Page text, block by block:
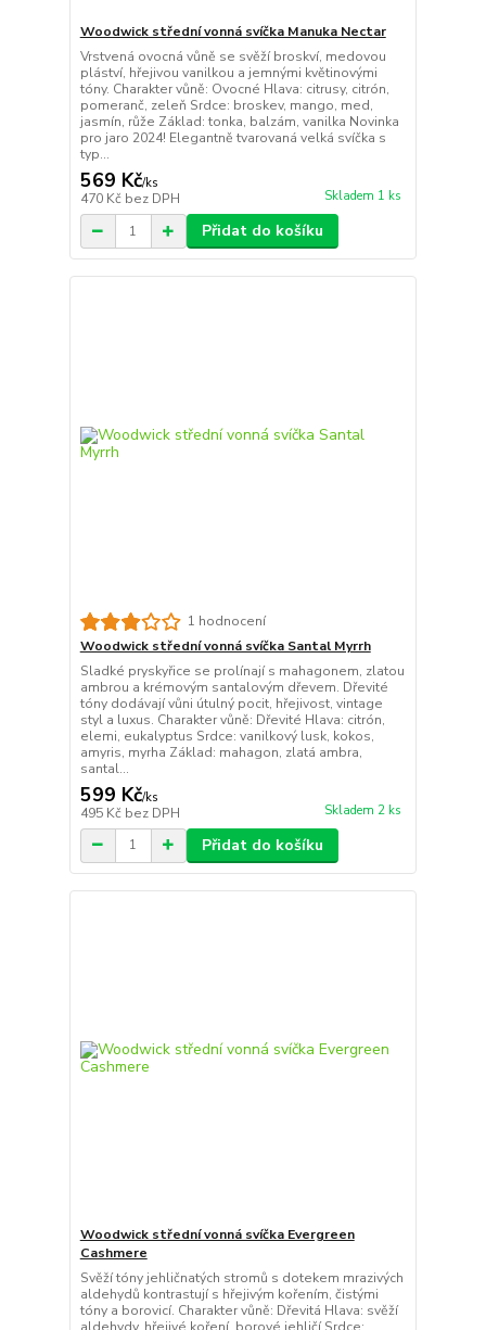
Woodwick střední vonná svíčka Manuka Nectar
Vrstvená ovocná vůně se svěží broskví, medovou
pláství, hřejivou vanilkou a jemnými květinovými
tóny. Charakter vůně: Ovocné Hlava: citrusy, citrón,
pomeranč, zeleň Srdce: broskev, mango, med,
jasmín, růže Základ: tonka, balzám, vanilka Novinka
pro jaro 2024! Elegantně tvarovaná velká svíčka s
typ...
569 Kč/ks
470 Kč bez DPH Skladem 1 ks
Přidat do košíku
1 hodnocení
Woodwick střední vonná svíčka Santal Myrrh
Sladké pryskyřice se prolínají s mahagonem, zlatou
ambrou a krémovým santalovým dřevem. Dřevité
tóny dodávají vůni útulný pocit, hřejivost, vintage
styl a luxus. Charakter vůně: Dřevité Hlava: citrón,
elemi, eukalyptus Srdce: vanilkový lusk, kokos,
amyris, myrha Základ: mahagon, zlatá ambra,
santal...
599 Kč/ks
495 Kč bez DPH Skladem 2 ks
Přidat do košíku
Woodwick střední vonná svíčka Evergreen
Cashmere
Svěží tóny jehličnatých stromů s dotekem mrazivých
aldehydů kontrastují s hřejivým kořením, čistými
tóny a borovicí. Charakter vůně: Dřevitá Hlava: svěží